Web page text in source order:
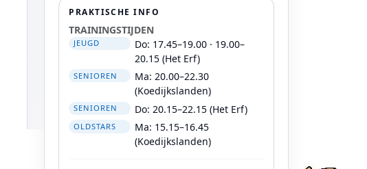
PRAKTISCHE INFO
TRAININGSTIJDEN
JEUGD
Do: 17.45–19.00 · 19.00–
20.15 (Het Erf)
SENIOREN
Ma: 20.00–22.30
(Koedijkslanden)
SENIOREN Do: 20.15–22.15 (Het Erf)
OLDSTARS
Ma: 15.15–16.45
(Koedijkslanden)